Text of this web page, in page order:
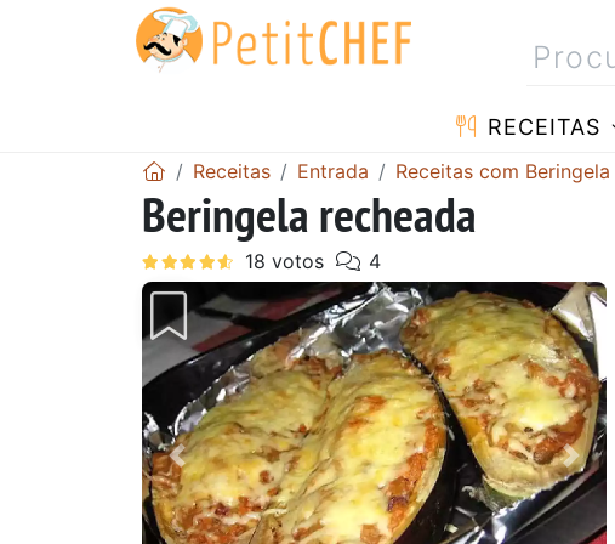
RECEITAS
Receitas Entrada Receitas com Beringela
Beringela recheada
Anterior Next